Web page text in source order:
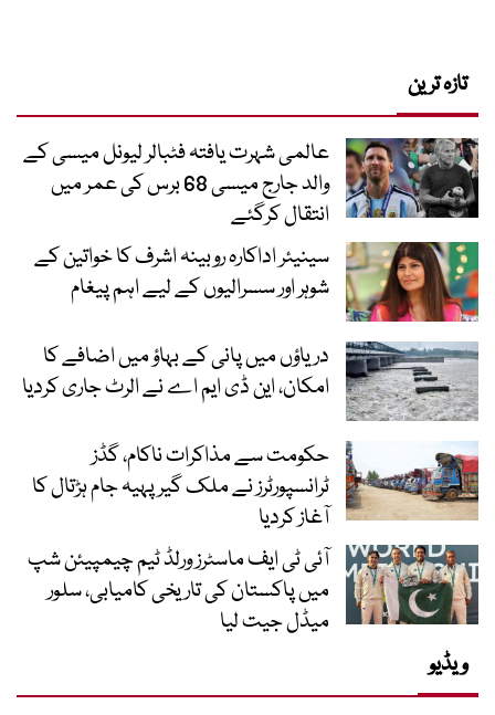
تازہ ترین
عالمی شہرت یافتہ فٹبالر لیونل میسی کے
والد جارج میسی 68 برس کی عمر میں
انتقال کرگئے
سینیئر اداکارہ روبینہ اشرف کا خواتین کے
شوہر اور سسرالیوں کے لیے اہم پیغام
دریاؤں میں پانی کے بہاؤ میں اضافے کا
امکان، این ڈی ایم اے نے الرٹ جاری کردیا
حکومت سے مذاکرات ناکام، گڈز
ٹرانسپورٹرز نے ملک گیر پہیہ جام ہڑتال کا
آغاز کردیا
آئی ٹی ایف ماسٹرز ورلڈ ٹیم چیمپیئن شپ
میں پاکستان کی تاریخی کامیابی، سلور
میڈل جیت لیا
ویڈیو